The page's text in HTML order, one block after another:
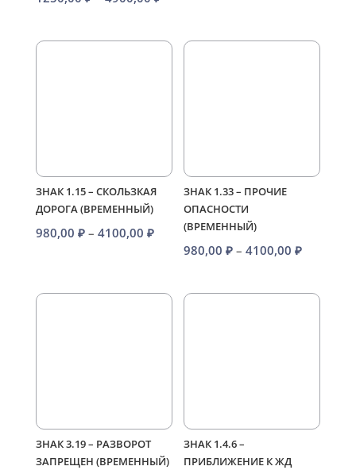
1250,00 ₽
ЗНАК 1.15 – СКОЛЬЗКАЯ
ДОРОГА (ВРЕМЕННЫЙ)
980,00 ₽ – 4100,00 ₽Диапазон
–
ЗНАК 1.33 – ПРОЧИЕ
ОПАСНОСТИ
(ВРЕМЕННЫЙ)
980,00₽ – 4100,00₽
980,00 ₽
ЗНАК 3.19 – РАЗВОРОТ
ЗАПРЕЩЕН (ВРЕМЕННЫЙ)
ЗНАК 1.4.6 –
ПРИБЛИЖЕНИЕ К ЖД